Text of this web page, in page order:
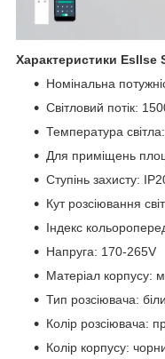
Характеристики Esllse
Номінальна
Світловий потік:
Температура
Для приміщень
Ступінь захисту:
Кут розсіювання
Індекс
Напруга: 170-265V
Матеріал корпусу:
Тип розсіювача:
Колір розсіювача:
Колір корпусу: